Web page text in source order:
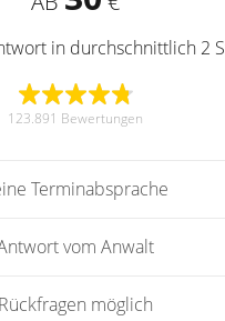
in durchschnittlich 2
123.891 Bewertungen
Terminabsprache
vom Anwalt
Rückfragen möglich